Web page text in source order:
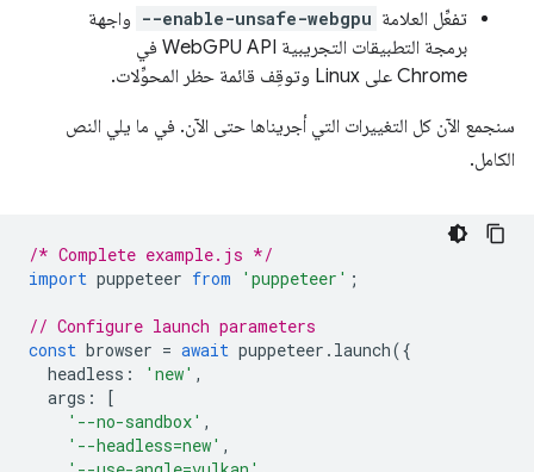
تفعِّل العلامة --enable-unsafe-webgpu واجهة
برمجة التطبيقات التجريبية WebGPU API في
Chrome على Linux وتوقِف قائمة حظر المحوِّلات.
سنجمع الآن كل التغييرات التي أجريناها حتى الآن. في ما يلي النص
الكامل.
/* Complete example.js */
import puppeteer from 'puppeteer' ;
// Configure launch parameters
const browser = await puppeteer . launch({
headless : 'new' ,
args :
[
'--no-sandbox' ,
'--headless=new' ,